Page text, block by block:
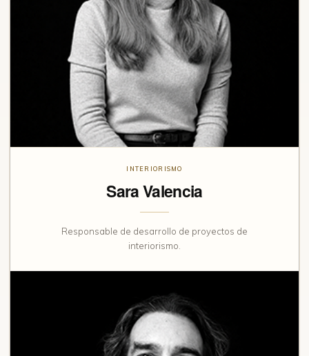
INTERIORISMO
Sara Valencia
Responsable de desarrollo de proyectos de
interiorismo.